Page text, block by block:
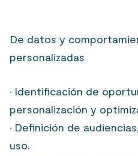
De datos y
personalizadas
· Identificación de
personalización y
· Definición de
uso.